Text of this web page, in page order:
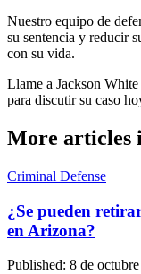
Nuestro equipo de
su sentencia y reducir
con su vida.
Llame a Jackson
para discutir su caso
More articles
Criminal Defense
¿Se pueden
en Arizona?
Published: 8 de